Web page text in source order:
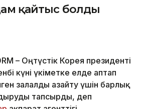
қайтыс болды
– Оңтүстік Корея президенті
күні үкіметке елде аптап
залалды азайту үшін барлық
тапсырды, деп